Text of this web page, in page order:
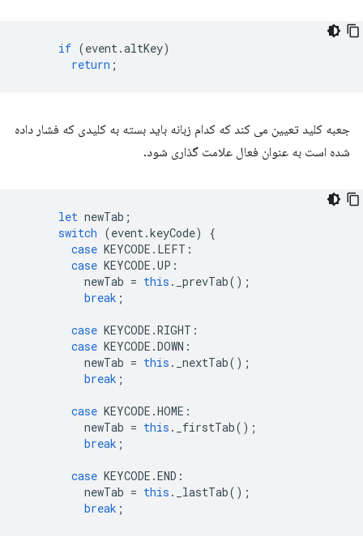
if (event.altKey)
return ;
جعبه کلید تعیین می کند که کدام زبانه باید بسته به کلیدی که فشار داده
شده است به عنوان فعال علامت گذاری شود.
let newTab ;
switch (event.keyCode)
{
case KEYCODE . LEFT :
case KEYCODE .UP :
newTab = this . _prevTab();
break ;
case KEYCODE .RIGHT :
case KEYCODE .DOWN :
newTab = this . _nextTab();
break ;
case KEYCODE .HOME :
newTab = this . _firstTab();
break ;
case KEYCODE .END :
newTab = this . _lastTab();
break ;